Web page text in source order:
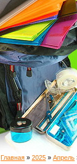
Главная » 2025 » Апрель